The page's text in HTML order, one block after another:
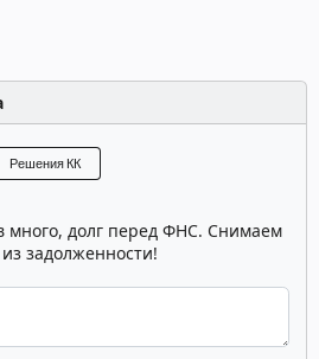
Решения КК
много, долг перед ФНС. Снимаем
задолженности!